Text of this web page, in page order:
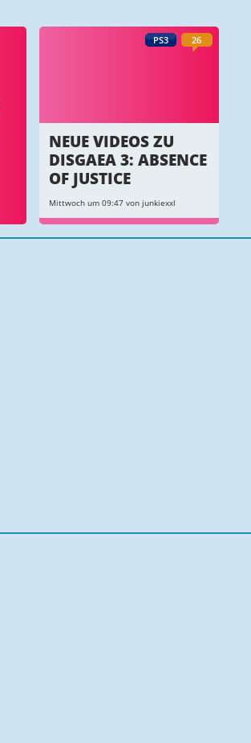
PS3 26
NEUE VIDEOS ZU
DISGAEA 3: ABSENCE
OF JUSTICE
Mittwoch um 09:47 von junkiexxl